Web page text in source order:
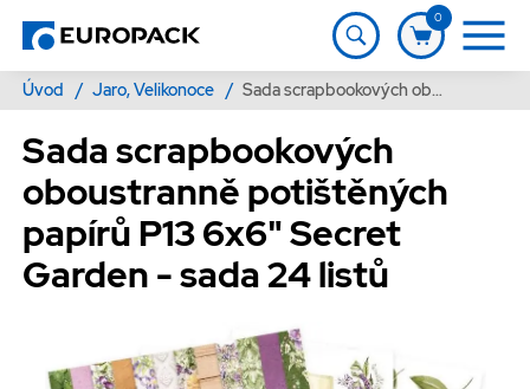
0
Úvod / Jaro, Velikonoce / Sada scrapbookových oboustranně potištěných papírů P13 6x6" Secret Garden - sada 24 listů
Sada scrapbookových
oboustranně potištěných
papírů P13 6x6" Secret
Garden - sada 24 listů